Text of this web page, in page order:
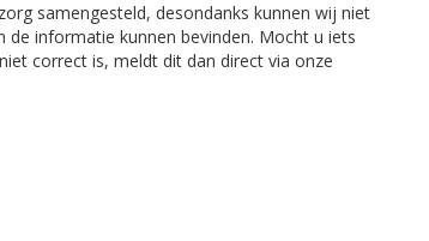
samengesteld, desondanks kunnen wij niet
de informatie kunnen bevinden. Mocht u iets
correct is, meldt dit dan direct via onze